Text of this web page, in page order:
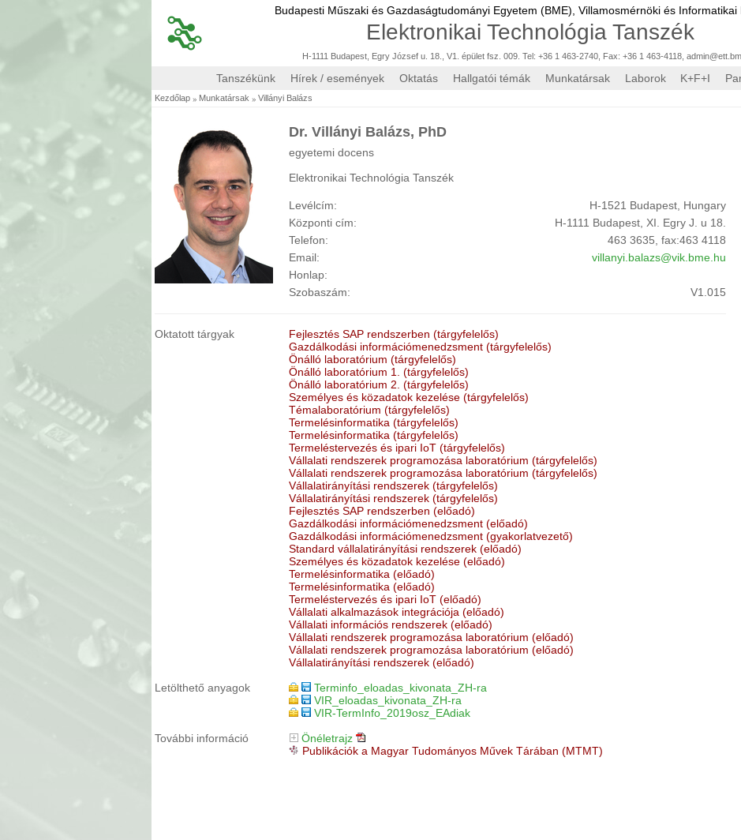
Budapesti Műszaki és Gazdaságtudományi Egyetem (BME), Villamosmérnöki és Informatikai
Elektronikai Technológia Tanszék
H-1111 Budapest, Egry József u. 18., V1. épület fsz. 009. Tel: +36 1 463-2740, Fax: +36 1 463-4118
Tanszékünk Hírek / események Oktatás Hallgatói témák Munkatársak Laborok K+F+I
Kezdőlap » Munkatársak » Villányi Balázs
Dr. Villányi Balázs, PhD
egyetemi docens
Elektronikai Technológia Tanszék
Levélcím:
H-1521 Budapest, Hungary
Központi cím:
H-1111 Budapest, XI. Egry J. u 18.
Telefon:
463 3635, fax:463 4118
Email:
villanyi.balazs@vik.bme.hu
Honlap:
Szobaszám:
V1.015
Oktatott tárgyak
Fejlesztés SAP rendszerben (tárgyfelelős)
Gazdálkodási információmenedzsment (tárgyfelelős)
Önálló laboratórium (tárgyfelelős)
Önálló laboratórium 1. (tárgyfelelős)
Önálló laboratórium 2. (tárgyfelelős)
Személyes és közadatok kezelése (tárgyfelelős)
Témalaboratórium (tárgyfelelős)
Termelésinformatika (tárgyfelelős)
Termelésinformatika (tárgyfelelős)
Termeléstervezés és ipari IoT (tárgyfelelős)
Vállalati rendszerek programozása laboratórium (tárgyfelelős)
Vállalati rendszerek programozása laboratórium (tárgyfelelős)
Vállalatirányítási rendszerek (tárgyfelelős)
Vállalatirányítási rendszerek (tárgyfelelős)
Fejlesztés SAP rendszerben (előadó)
Gazdálkodási információmenedzsment (előadó)
Gazdálkodási információmenedzsment (gyakorlatvezető)
Standard vállalatirányítási rendszerek (előadó)
Személyes és közadatok kezelése (előadó)
Termelésinformatika (előadó)
Termelésinformatika (előadó)
Termeléstervezés és ipari IoT (előadó)
Vállalati alkalmazások integrációja (előadó)
Vállalati információs rendszerek (előadó)
Vállalati rendszerek programozása laboratórium (előadó)
Vállalati rendszerek programozása laboratórium (előadó)
Vállalatirányítási rendszerek (előadó)
Letölthető anyagok
Terminfo_eloadas_kivonata_ZH-ra
VIR_eloadas_kivonata_ZH-ra
VIR-TermInfo_2019osz_EAdiak
További információ
Önéletrajz
Publikációk a Magyar Tudományos Művek Tárában (MTMT)